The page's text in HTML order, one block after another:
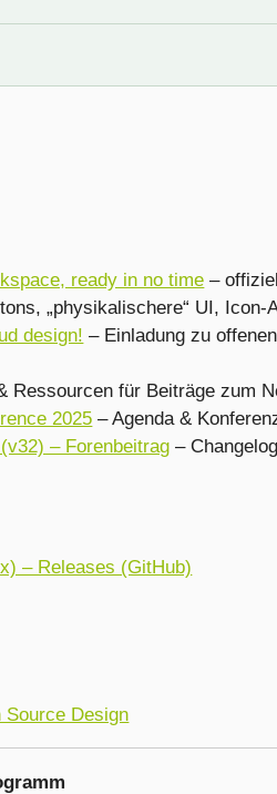
ready in no time –
„physikalischere“ UI, Icon-
design! – Einladung zu
Ressourcen für Beiträge zum
2025 – Agenda &
– Forenbeitrag –
– Releases (GitHub)
Source Design